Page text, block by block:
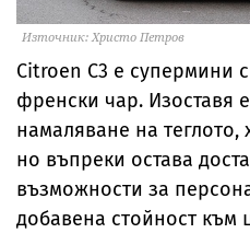
Източник: Христо Петров
Citroen C3 е супермини
френски чар. Изоставя
намаляване на теглото,
но въпреки остава
възможности за
добавена стойност към